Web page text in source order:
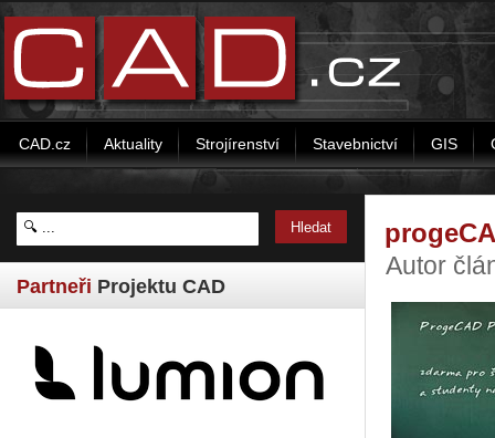
CAD.cz Aktuality Strojírenství Stavebnictví GIS
Partneři Projektu CAD
Autor